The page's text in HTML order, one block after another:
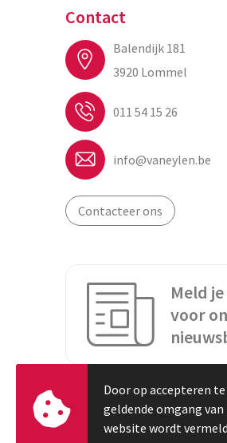
Contact
Balendijk 181
3920 Lommel
011 54 15 26
info@vaneylen.be
Contacteer ons
Meld
voor
© Copyright Vaneylen 2023
Door op accepteren
geldende omgang
website wordt